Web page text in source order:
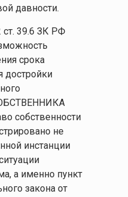
давности.
ст. 39.6 ЗК РФ
срока
достройки
собственности
не
инстанции
а именно пункт
закона от